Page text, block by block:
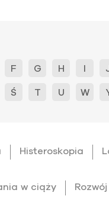
F G H I
Ś T U W
Histeroskopia
w ciąży